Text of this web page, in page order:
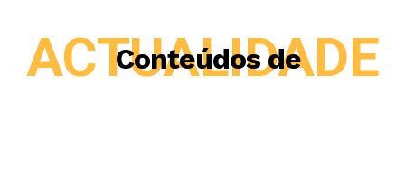
Conteúdos de
ACTUALIDADE